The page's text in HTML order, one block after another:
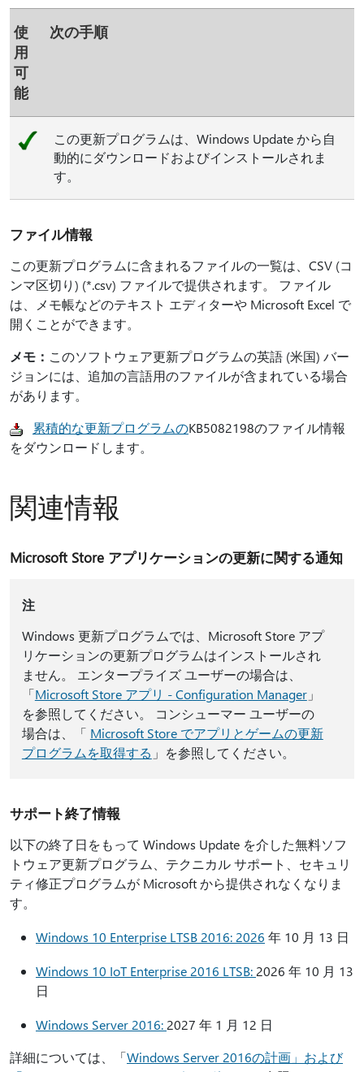
使
用
可
能
次の手順
この更新プログラムは、Windows Update から自
動的にダウンロードおよびインストールされま
す。
ファイル情報
この更新プログラムに含まれるファイルの一覧は、CSV (コ
ンマ区切り) (*.csv) ファイルで提供されます。 ファイル
は、メモ帳などのテキスト エディターや Microsoft Excel で
開くことができます。
メモ： このソフトウェア更新プログラムの英語 (米国) バー
ジョンには、追加の言語用のファイルが含まれている場合
があります。
累積的な更新プログラムのKB5082198のファイル情報
をダウンロードします。
関連情報
Microsoft Store アプリケーションの更新に関する通知
注
Windows 更新プログラムでは、Microsoft Store アプ
リケーションの更新プログラムはインストールされ
ません。 エンタープライズ ユーザーの場合は、
「Microsoft Store アプリ - Configuration Manager」
を参照してください。 コンシューマー ユーザーの
場合は、「 Microsoft Store でアプリとゲームの更新
プログラムを取得する 」を参照してください。
サポート終了情報
以下の終了日をもって Windows Update を介した無料ソフ
トウェア更新プログラム、テクニカル サポート、セキュリ
ティ修正プログラムが Microsoft から提供されなくなりま
す。
Windows 10 Enterprise LTSB 2016: 2026 年 10 月 13 日
Windows 10 IoT Enterprise 2016 LTSB: 2026 年 10 月 13
日
Windows Server 2016: 2027 年 1 月 12 日
詳細については、「Windows Server 2016の計画」および